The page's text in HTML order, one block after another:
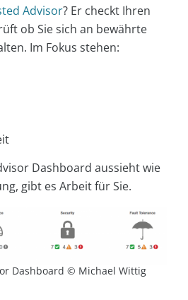
Advisor? Er checkt Ihren
ob Sie sich an bewährte
Im Fokus stehen:
Dashboard aussieht wie
gibt es Arbeit für Sie.
Dashboard © Michael Wittig